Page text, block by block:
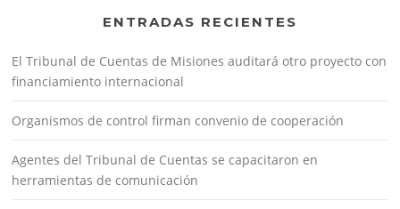
ENTRADAS RECIENTES
El Tribunal de Cuentas de Misiones auditará otro proyecto con
financiamiento internacional
Organismos de control firman convenio de cooperación
Agentes del Tribunal de Cuentas se capacitaron en
herramientas de comunicación